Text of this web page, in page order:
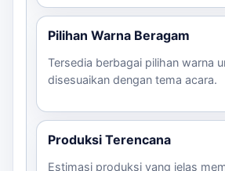
Pilihan Warna Beragam
Tersedia berbagai pilihan warna
disesuaikan dengan tema acara.
Produksi Terencana
Estimasi produksi yang jelas